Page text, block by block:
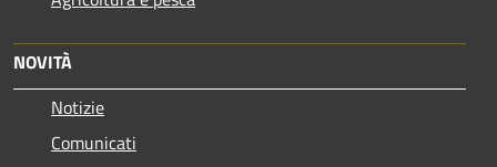
NOVITÀ
Notizie
Comunicati